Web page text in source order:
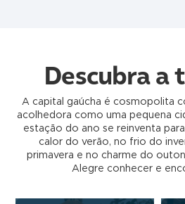
Descubra a
A capital gaúcha é cosmopolita
acolhedora como uma pequena
estação do ano se reinventa
calor do verão, no frio do
primavera e no charme do
Alegre conhecer e